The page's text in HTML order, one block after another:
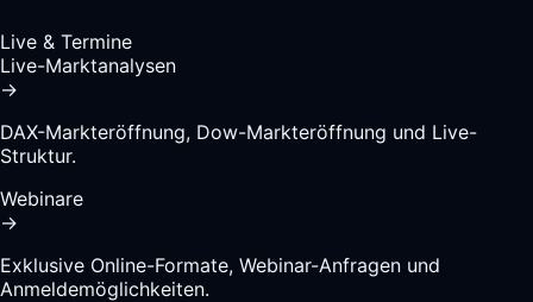
Live & Termine
Live-Marktanalysen
→
DAX-Markteröffnung, Dow-Markteröffnung und Live-
Struktur.
Webinare
→
Exklusive Online-Formate, Webinar-Anfragen und
Anmeldemöglichkeiten.